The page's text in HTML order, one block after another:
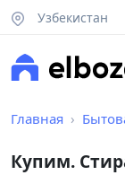
Узбекистан
Главная
Купим.